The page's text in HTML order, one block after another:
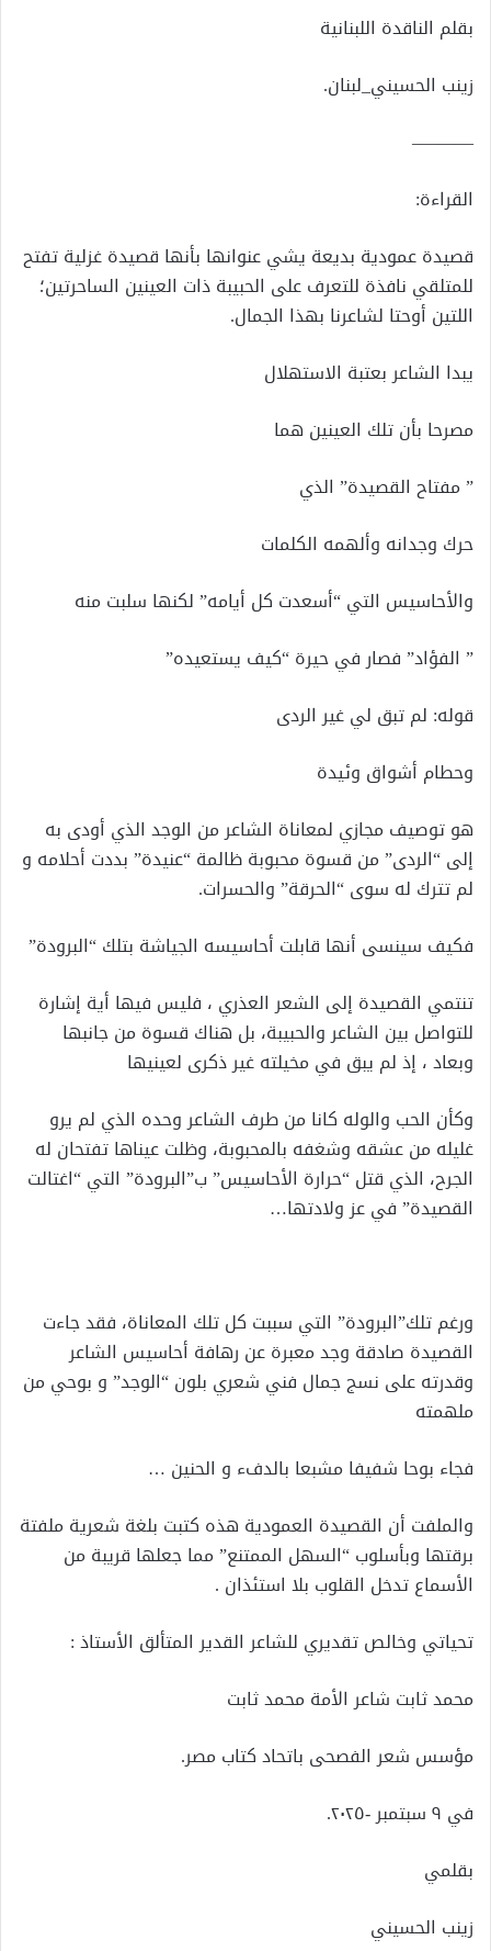
بقلم الناقدة اللبنانية
زينب الحسيني_لبنان.
———–
القراءة:
قصيدة عمودية بديعة يشي عنوانها بأنها قصيدة غزلية تفتح
للمتلقي نافذة للتعرف على الحبيبة ذات العينين الساحرتين؛
اللتين أوحتا لشاعرنا بهذا الجمال.
يبدا الشاعر بعتبة الاستهلال
مصرحا بأن تلك العينين هما
” مفتاح القصيدة” الذي
حرك وجدانه وألهمه الكلمات
والأحاسيس التي “أسعدت كل أيامه” لكنها سلبت منه
” الفؤاد” فصار في حيرة “كيف يستعيده”
قوله: لم تبق لي غير الردى
وحطام أشواق وئيدة
هو توصيف مجازي لمعاناة الشاعر من الوجد الذي أودى به
إلى “الردى” من قسوة محبوبة ظالمة “عنيدة” بددت أحلامه و
لم تترك له سوى “الحرقة” والحسرات.
فكيف سينسى أنها قابلت أحاسيسه الجياشة بتلك “البرودة”
تنتمي القصيدة إلى الشعر العذري ، فليس فيها أية إشارة
للتواصل بين الشاعر والحبيبة، بل هناك قسوة من جانبها
وبعاد ، إذ لم يبق في مخيلته غير ذكرى لعينيها
وكأن الحب والوله كانا من طرف الشاعر وحده الذي لم يرو
غليله من عشقه وشغفه بالمحبوبة، وظلت عيناها تفتحان له
الجرح، الذي قتل “حرارة الأحاسيس” ب”البرودة” التي “اغتالت
القصيدة” في عز ولادتها…
ورغم تلك”البرودة” التي سببت كل تلك المعاناة، فقد جاءت
القصيدة صادقة وجد معبرة عن رهافة أحاسيس الشاعر
وقدرته على نسج جمال فني شعري بلون “الوجد” و بوحي من
ملهمته
فجاء بوحا شفيفا مشبعا بالدفء و الحنين …
والملفت أن القصيدة العمودية هذه كتبت بلغة شعرية ملفتة
برقتها وبأسلوب “السهل الممتنع” مما جعلها قريبة من
الأسماع تدخل القلوب بلا استئذان .
تحياتي وخالص تقديري للشاعر القدير المتألق الأستاذ :
محمد ثابت شاعر الأمة محمد ثابت
مؤسس شعر الفصحى باتحاد كتاب مصر.
في ٩ سبتمبر -٢٠٢٥.
بقلمي
زينب الحسيني